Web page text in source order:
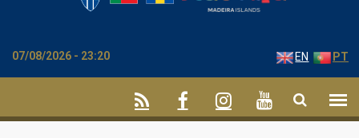
07/08/2026 - 23:20 EN PT